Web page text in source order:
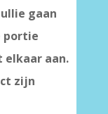
gaan
portie
aan.
zijn